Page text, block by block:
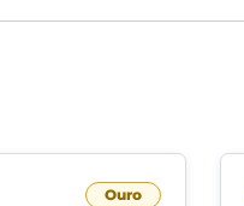
Ouro